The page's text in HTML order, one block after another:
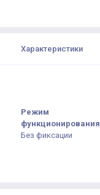
Характеристики
Режим
функционирования
Без фиксации